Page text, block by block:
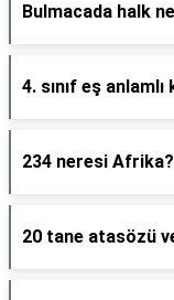
Bulmacada halk
4. sınıf eş
234 neresi Afrika?
20 tane atasözü